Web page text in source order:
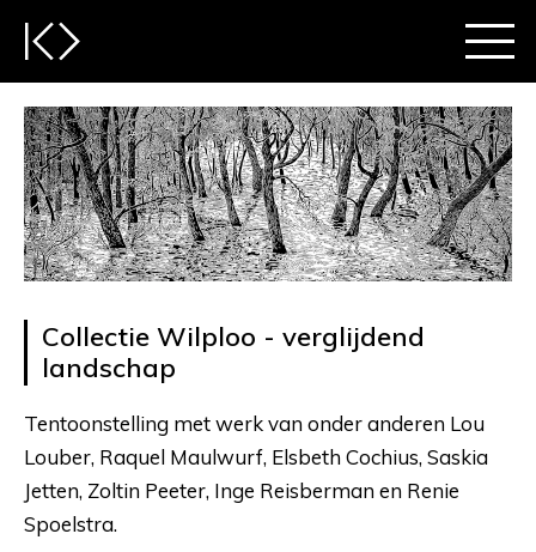
Collectie Wilploo - verglijdend
landschap
Tentoonstelling met werk van onder anderen Lou
Louber, Raquel Maulwurf, Elsbeth Cochius, Saskia
Jetten, Zoltin Peeter, Inge Reisberman en Renie
Spoelstra.